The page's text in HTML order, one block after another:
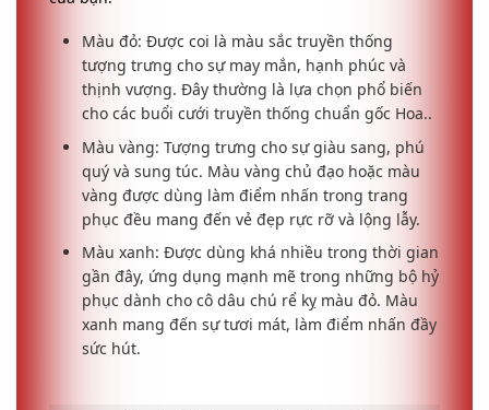
Màu đỏ: Được coi là màu sắc truyền thống
tượng trưng cho sự may mắn, hạnh phúc và
thịnh vượng. Đây thường là lựa chọn phổ biến
cho các buổi cưới truyền thống chuẩn gốc Hoa..
Màu vàng: Tượng trưng cho sự giàu sang, phú
quý và sung túc. Màu vàng chủ đạo hoặc màu
vàng được dùng làm điểm nhấn trong trang
phục đều mang đến vẻ đẹp rực rỡ và lộng lẫy.
Màu xanh: Được dùng khá nhiều trong thời gian
gần đây, ứng dụng mạnh mẽ trong những bộ hỷ
phục dành cho cô dâu chú rể kỵ màu đỏ. Màu
xanh mang đến sự tươi mát, làm điểm nhấn đầy
sức hút.